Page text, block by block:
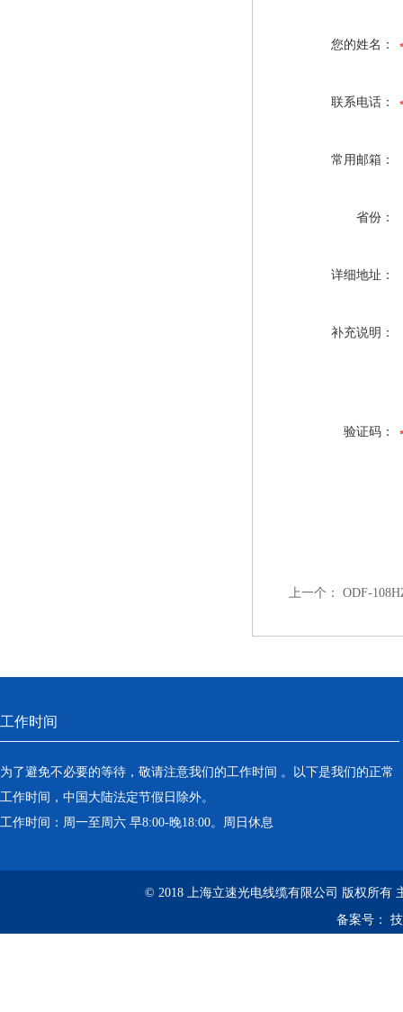
您的姓名：
联系电话：
常用邮箱：
省份：
详细地址：
补充说明：
验证码：
上一个： ODF-
工作时间
为了避免不必要的等待，敬请注意我们的工作时间 。以下是我们的正常
工作时间，中国大陆法定节假日除外。
工作时间：周一至周六 早8:00-晚18:00。周日休息
© 2018 上海立速光电线缆有限公司 版权所有
备案号：